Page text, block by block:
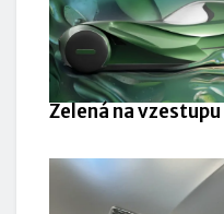
Zelená na vzestupu